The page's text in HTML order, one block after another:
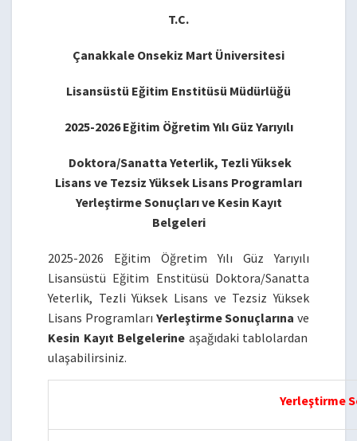
T.C.
Çanakkale Onsekiz Mart Üniversitesi
Lisansüstü Eğitim Enstitüsü Müdürlüğü
2025-2026 Eğitim Öğretim Yılı Güz Yarıyılı
Doktora/Sanatta Yeterlik, Tezli Yüksek
Lisans ve Tezsiz Yüksek Lisans Programları
Yerleştirme Sonuçları ve Kesin Kayıt
Belgeleri
2025-2026 Eğitim Öğretim Yılı Güz Yarıyılı
Lisansüstü Eğitim Enstitüsü Doktora/Sanatta
Yeterlik, Tezli Yüksek Lisans ve Tezsiz Yüksek
Lisans Programları Yerleştirme Sonuçlarına ve
Kesin Kayıt Belgelerine aşağıdaki tablolardan
ulaşabilirsiniz.
Yerleştirme